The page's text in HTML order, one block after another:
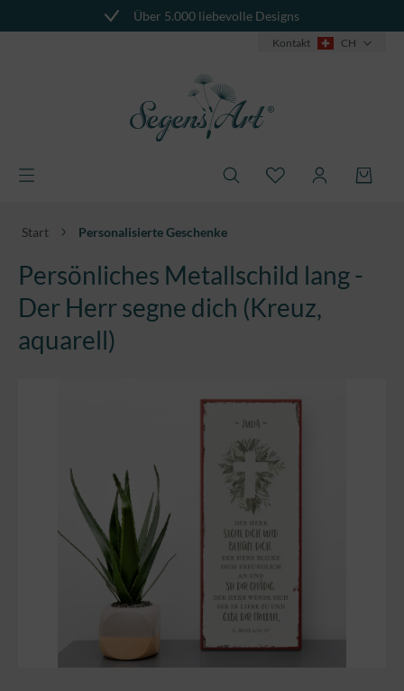
Über 5.000 liebevolle Designs
Kontakt CH
Start Personalisierte Geschenke
Persönliches Metallschild lang -
Der Herr segne dich (Kreuz,
aquarell)